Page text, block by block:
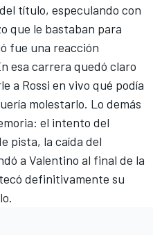
título, especulando con
que le bastaban para
fue una reacción
esa carrera quedó claro
a Rossi en vivo qué podía
molestarlo. Lo demás
el intento del
pista, la caída del
a Valentino al final de la
definitivamente su